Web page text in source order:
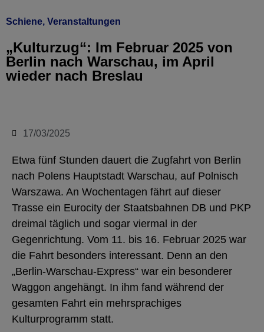
Schiene, Veranstaltungen
„Kulturzug“: Im Februar 2025 von
Berlin nach Warschau, im April
wieder nach Breslau
17/03/2025
Etwa fünf Stunden dauert die Zugfahrt von Berlin
nach Polens Hauptstadt Warschau, auf Polnisch
Warszawa. An Wochentagen fährt auf dieser
Trasse ein Eurocity der Staatsbahnen DB und PKP
dreimal täglich und sogar viermal in der
Gegenrichtung. Vom 11. bis 16. Februar 2025 war
die Fahrt besonders interessant. Denn an den
„Berlin-Warschau-Express“ war ein besonderer
Waggon angehängt. In ihm fand während der
gesamten Fahrt ein mehrsprachiges
Kulturprogramm statt.